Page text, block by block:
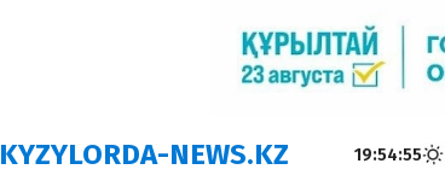
KYZYLORDA-NEWS.KZ 19:54:57